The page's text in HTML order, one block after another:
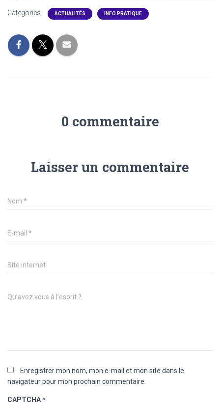
Catégories : ACTUALITÉS INFO PRATIQUE
0 commentaire
Laisser un commentaire
Nom *
E-mail *
Site internet
Qu’avez vous à l’esprit ?
Enregistrer mon nom, mon e-mail et mon site dans le
navigateur pour mon prochain commentaire.
CAPTCHA*